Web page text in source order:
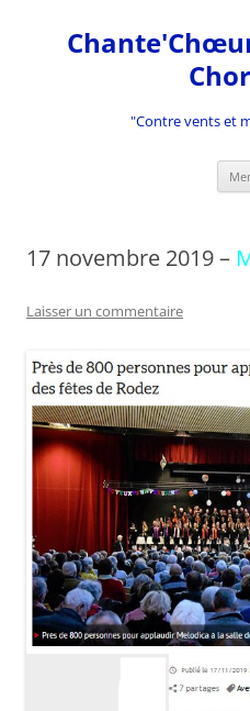
contenu
"Contre vents et
17 novembre 2019 –
Laisser un commentaire